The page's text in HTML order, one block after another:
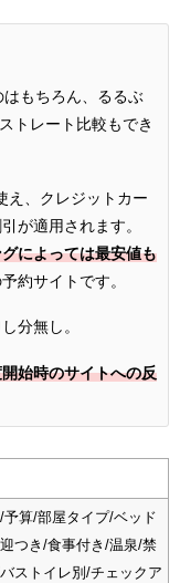
もちろん、るるぶ
トレート比較もでき
え、クレジットカー
が適用されます。
によっては最安値も
約サイトです。
分無し。
始時のサイトへの反
予算/部屋タイプ/ベッド
つき/食事付き/温泉/禁
ストイレ別/チェックア